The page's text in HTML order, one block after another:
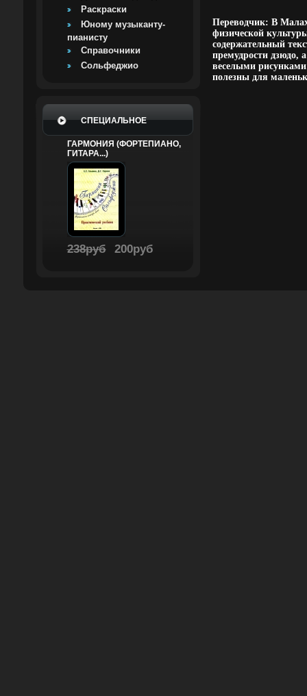
Раскраски
Юному музыканту-
пианисту
Справочники
Сольфеджио
СПЕЦИАЛЬНОЕ
ГАРМОНИЯ (ФОРТЕПИАНО,
ГИТАРА...)
238руб 200руб
Переводчик: В
физической
содержательный
премудрости дзюдо,
веселыми рисунками
полезны для